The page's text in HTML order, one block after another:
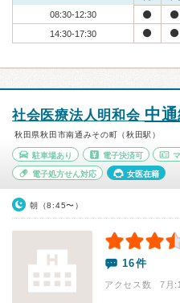
08:30-12:30
14:30-17:30
社会医療法人明和会 中
秋田県秋田市南通みその町（秋田駅）
駐車場あり 電子決済可
電子処方せん対応 女医在籍
朝（8:45〜）
16件
アクセス数 7月: